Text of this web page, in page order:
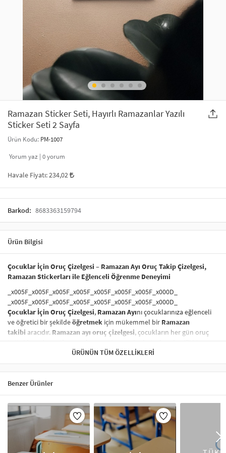
SAÇ AKSESUARLARI
GELİN / DÜĞÜN AKSESUARLARI
TELEFON ASKISI
MAKYAJ ÇANTASI
ŞAL VE FULAR
ODA KOKUSU VE MUM
PARTİ SÜSLERİ
YILBAŞI ÜRÜNLERİ
KULLAN AT TABAK BARDAK SETİ
Ramazan Sticker Seti, Hayırlı Ramazanlar Yazılı
Sticker Seti 2 Sayfa
Ürün Kodu: PM-1007
Yorum yaz | 0yorum
Havale Fiyatı:234,02
Barkod: 8683363159794
Ürün Bilgisi
Çocuklar İçin Oruç Çizelgesi – Ramazan Ayı Oruç Takip Çizelgesi,
Ramazan Stickerları ile Eğlenceli Öğrenme Deneyimi
_x005F_x005F_x005F_x005F_x005F_x005F_x005F_x000D_
_x005F_x005F_x005F_x005F_x005F_x005F_x005F_x000D_
Çocuklar İçin Oruç Çizelgesi, Ramazan Ayını çocuklarınıza eğlenceli
ve öğretici bir şekildeöğretmek için mükemmel bir Ramazan
takibi aracıdır. Ramazan ayı oruç çizelgesi, çocukların her gün oruç
tuttuklarındamotivasyonlarını artırırve bu kutsal ayı keyifli bir
şekilde takip etmelerini sağlar. Çocuklar için Ramazan çizelgesi
zamandaRamazan etkinlikleriveRamazan sürecihakkında
farkındalık oluşturur.
_x005F_x005F_x005F_x005F_x005F_x005F_x005F_x000D_
_x005F_x005F_x005F_x005F_x005F_x005F_x005F_x000D_
_x005F_x005F_x005F_x005F_x005F_x005F_x005F_x000D_
_x005F_x005F_x005F_x005F_x005F_x005F_x005F_x000D_
Bebek Odaları ve Çocuk Odaları İçin İdeal Dekorasyon Aracı
ÜRÜNÜN TÜM ÖZELLIKLERI
Benzer Ürünler